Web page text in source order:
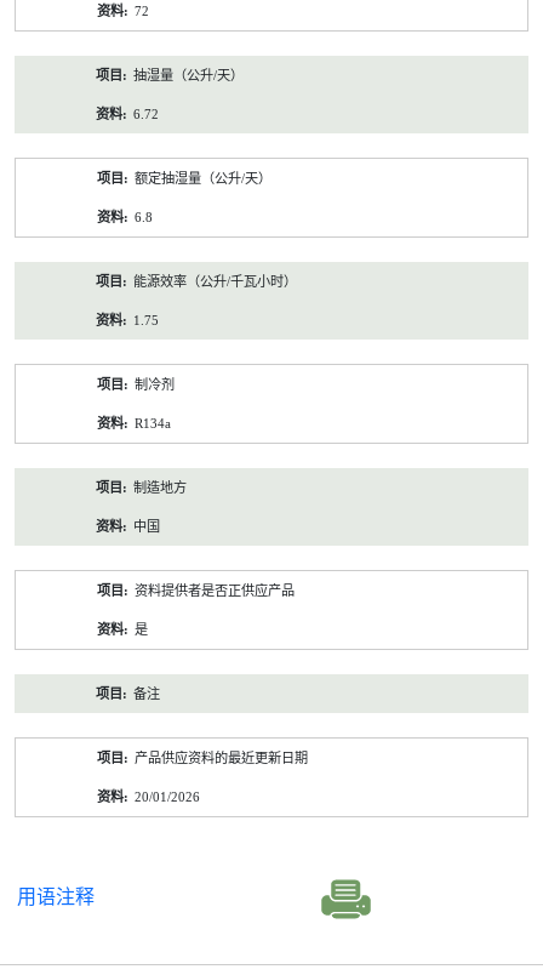
72
抽湿量（公升/天）
6.72
额定抽湿量（公升/天）
6.8
能源效率（公升/千瓦小时）
1.75
制冷剂
R134a
制造地方
中国
资料提供者是否正供应产品
是
备注
产品供应资料的最近更新日期
20/01/2026
用语注释